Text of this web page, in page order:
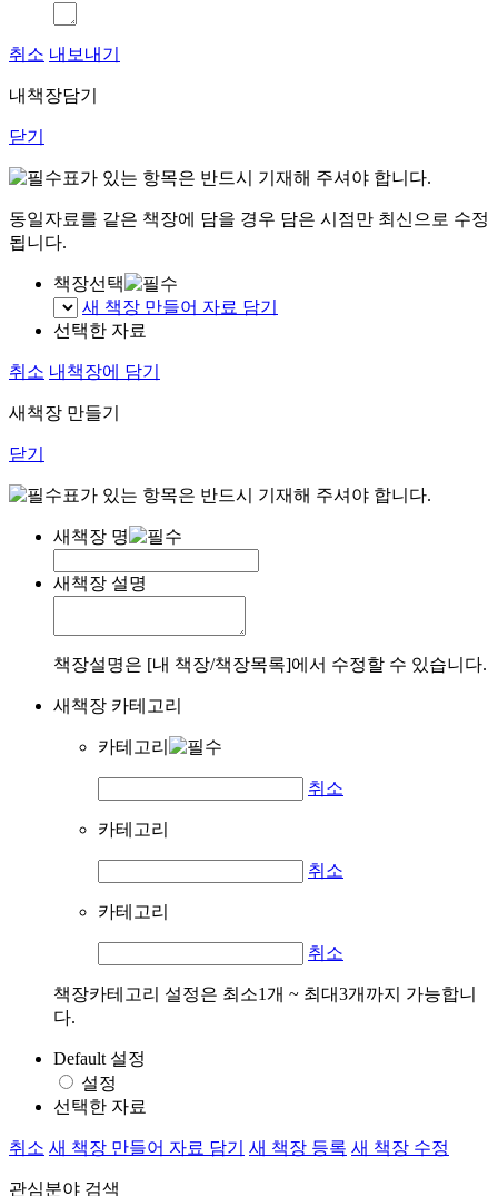
취소 내보내기
내책장담기
닫기
표가 있는 항목은 반드시 기재해 주셔야 합니다.
동일자료를 같은 책장에 담을 경우 담은 시점만 최신으로 수정
됩니다.
책장선택
새 책장 만들어 자료 담기
선택한 자료
취소 내책장에 담기
새책장 만들기
닫기
표가 있는 항목은 반드시 기재해 주셔야 합니다.
새책장 명
새책장 설명
책장설명은 [내 책장/책장목록]에서 수정할 수 있습니다.
새책장 카테고리
카테고리
취소
카테고리
취소
카테고리
취소
책장카테고리 설정은 최소1개 ~ 최대3개까지 가능합니
다.
Default 설정
설정
선택한 자료
취소 새 책장 만들어 자료 담기 새 책장 등록 새 책장 수정
관심분야 검색